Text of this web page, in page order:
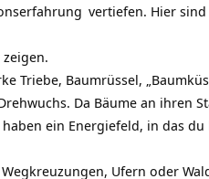
vertiefen. Hier sind
Triebe, Baumrüssel,
Da Bäume an ihren
ein Energiefeld, in das
Ufern oder